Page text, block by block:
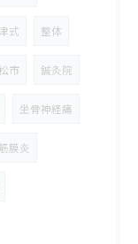
式 整体
市 鍼灸院
坐骨神経痛
膜炎